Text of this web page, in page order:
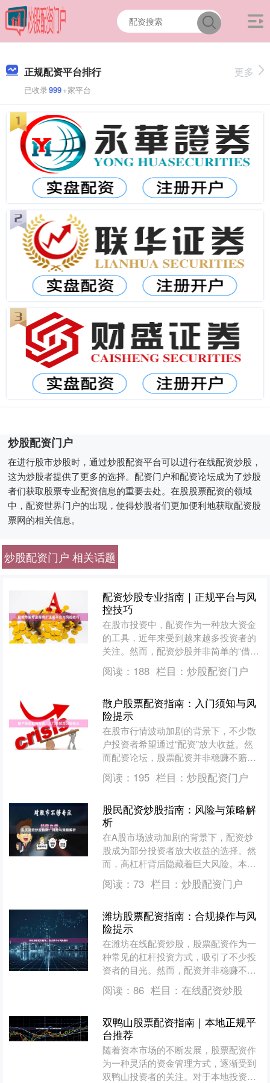
正规配资平台排行
已收录999+家平台
更多
炒股配资门户
在进行股市炒股时，通过炒股配资平台可以进行在线配资炒股，
这为炒股者提供了更多的选择。配资门户和配资论坛成为了炒股
者们获取股票专业配资信息的重要去处。在股股票配资的领域
中，配资世界门户的出现，使得炒股者们更加便利地获取配资股
票网的相关信息。
炒股配资门户 相关话题
配资炒股专业指南｜正规平台与风
控技巧
在股市投资中，配资作为一种放大资金
的工具，近年来受到越来越多投资者的
关注。然而，配资炒股并非简单的“借钱
炒股”，它既可能带来超额收益，也伴随
着更高的风险。本文将....
阅读： 188 栏目： 炒股配资门户
散户股票配资指南：入门须知与风
险提示
在股市行情波动加剧的背景下，不少散
户投资者希望通过“配资”放大收益。然
而配资论坛，股票配资并非稳赚不赔的
工具，它更像一把双刃剑。本文将为散
户梳理配资的基本概念、....
阅读： 195 栏目： 炒股配资门户
股民配资炒股指南：风险与策略解
析
在A股市场波动加剧的背景下，配资炒
股成为部分投资者放大收益的选择。然
而，高杠杆背后隐藏着巨大风险。本文
将系统梳理配资炒股的核心策略与风险
控制要点在线配资炒股，帮....
阅读： 73 栏目： 炒股配资门户
潍坊股票配资指南：合规操作与风
险提示
在潍坊在线配资炒股，股票配资作为一
种常见的杠杆投资方式，吸引了不少投
资者的目光。然而，配资并非稳赚不赔
的捷径，合规操作与风险控制是每位投
资者必须重视的课题。本文....
阅读： 86 栏目： 在线配资炒股
双鸭山股票配资指南｜本地正规平
台推荐
随着资本市场的不断发展，股票配资作
为一种灵活的资金管理方式，逐渐受到
双鸭山投资者的关注。对于本地投资者